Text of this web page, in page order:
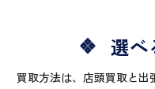
選べ
買取方法は、店頭買取と